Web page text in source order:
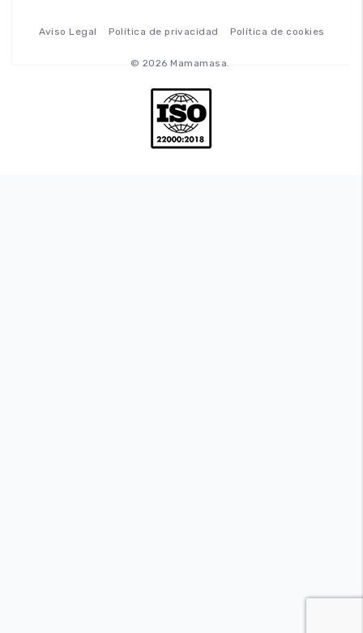
Aviso Legal Política de privacidad Política de cookies
© 2026 Mamamasa.